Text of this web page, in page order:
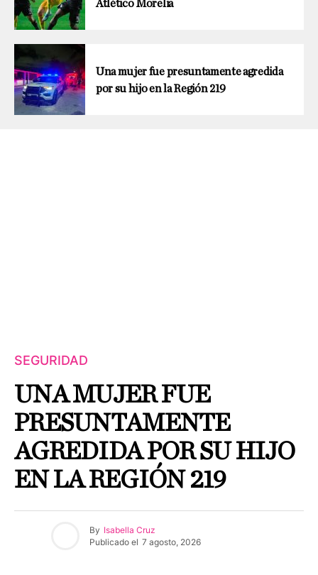
Atlético Morelia
Una mujer fue presuntamente agredida
por su hijo en la Región 219
SEGURIDAD
UNA MUJER FUE
PRESUNTAMENTE
AGREDIDA POR SU HIJO
EN LA REGIÓN 219
By Isabella Cruz
Publicado el 7 agosto, 2026